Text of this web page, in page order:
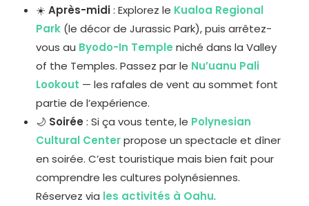
☀️Après-midi: Explorez le Kualoa Regional
Park (le décor de Jurassic Park), puis arrêtez-
vous au Byodo-In Temple niché dans la Valley
of the Temples. Passez par le Nu’uanu Pali
Lookout — les rafales de vent au sommet font
partie de l’expérience.
🌙 Soirée : Si ça vous tente, le Polynesian
Cultural Centerpropose un spectacle et dîner
en soirée. C’est touristique mais bien fait pour
comprendre les cultures polynésiennes.
Réservez via les activités à Oahu.